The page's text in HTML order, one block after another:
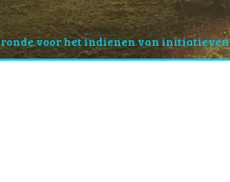
ronde voor het indienen van initiatieven